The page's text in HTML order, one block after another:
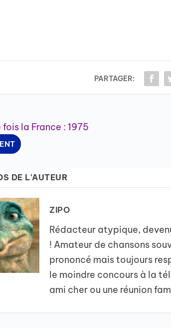
PARTAGER:
la France : 1975
DE L'AUTEUR
ZIPO
Rédacteur atypique,
! Amateur de chansons
prononcé mais toujours
le moindre concours à la
ami cher ou une réunion